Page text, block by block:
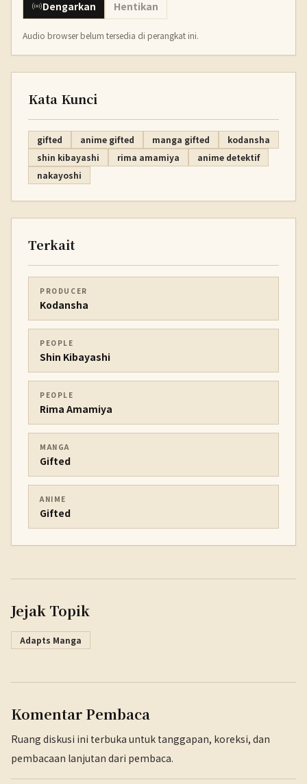
Dengarkan Hentikan
Audio browser belum tersedia di perangkat ini.
Kata Kunci
gifted anime gifted manga gifted
kodansha
shin kibayashi
rima amamiya
anime detektif
nakayoshi
Terkait
PRODUCER
Kodansha
PEOPLE
Shin Kibayashi
PEOPLE
Rima Amamiya
MANGA
Gifted
ANIME
Gifted
Jejak Topik
Adapts Manga
Komentar Pembaca
Ruang diskusi ini terbuka untuk tanggapan, koreksi, dan
pembacaan lanjutan dari pembaca.